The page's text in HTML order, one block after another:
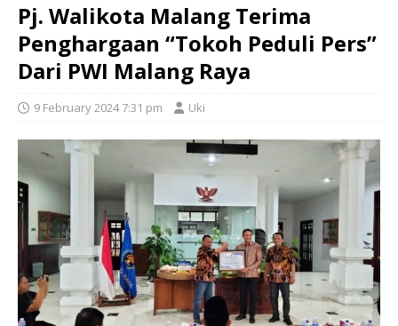
Pj. Walikota Malang Terima
Penghargaan “Tokoh Peduli Pers”
Dari PWI Malang Raya
9 February 2024 7:31 pm Uki